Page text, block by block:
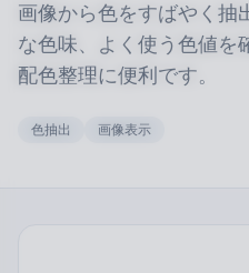
画像から色をすばやく抽
な色味、よく使う色値を
配色整理に便利です。
色抽出 画像表示